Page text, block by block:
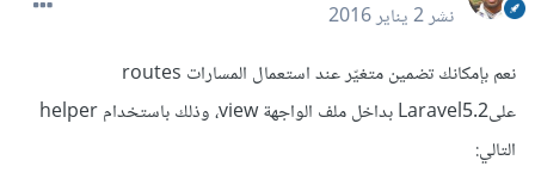
نشر2 يناير 2016
نعم بإمكانك تضمين متغيّر عند استعمال المسارات routes
علىLaravel5.2 بداخل ملف الواجهة view، وذلك باستخدام helper
التالي: